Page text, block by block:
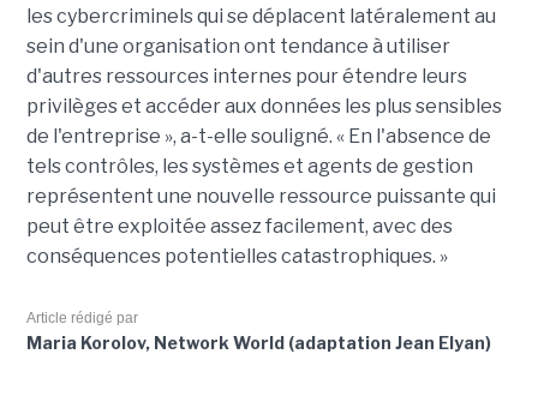
les cybercriminels qui se déplacent latéralement au
sein d'une organisation ont tendance à utiliser
d'autres ressources internes pour étendre leurs
privilèges et accéder aux données les plus sensibles
de l'entreprise », a-t-elle souligné. « En l'absence de
tels contrôles, les systèmes et agents de gestion
représentent une nouvelle ressource puissante qui
peut être exploitée assez facilement, avec des
conséquences potentielles catastrophiques. »
Article rédigé par
Maria Korolov, Network World (adaptation Jean Elyan)